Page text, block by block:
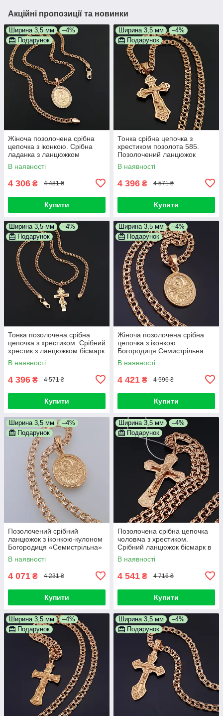
Акційні пропозиції та новинки
Ширина 3,5 мм
–4%
Подарунок
Жіноча позолочена срібна
цепочка з іконкою. Срібна
ладанка з ланцюжком
бісмарк позолота 585. 50 см
В наявності
4 306 ₴ 4 481 ₴
Купити
Ширина 3,5 мм
–4%
Подарунок
Тонка срібна цепочка з
хрестиком позолота 585.
Позолочений ланцюжок
бісмарк і кулон хрестик
срібло 925 55 см
В наявності
4 396 ₴ 4 571 ₴
Купити
Ширина 3,5 мм
–4%
Подарунок
Тонка позолочена срібна
цепочка з хрестиком. Срібний
хрестик з ланцюжком бісмарк
позолота 585. 55 см
В наявності
4 396 ₴ 4 571 ₴
Купити
Ширина 3,5 мм
–4%
Подарунок
Жіноча позолочена срібна
цепочка з іконкою
Богородиця Семистрільна.
Кулон і ланцюжок 925 проба
50 см
В наявності
4 421 ₴ 4 596 ₴
Купити
Ширина 3,5 мм
–4%
Подарунок
Позолочений срібний
ланцюжок з іконкою-кулоном
Богородиця «Семистрільна»
жіноча. Ширина 3,5 мм.
Довжина 50 см
В наявності
4 071 ₴ 4 231 ₴
Купити
Ширина 3,5 мм
–4%
Подарунок
Позолочена срібна цепочка
чоловіча з хрестиком.
Срібний ланцюжок бісмарк в
позолоті срібло 925. 55 см
В наявності
4 541 ₴ 4 716 ₴
Купити
Ширина 3,5 мм
–4%
Подарунок
Ширина 3,5 мм
–4%
Подарунок